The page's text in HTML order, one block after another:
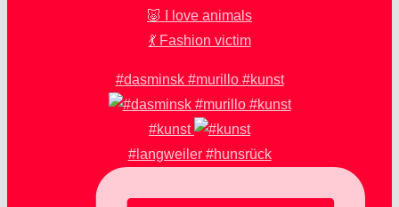
🐷 I love animals
💃 Fashion victim
#dasminsk #murillo #kunst
#kunst
#langweiler #hunsrück